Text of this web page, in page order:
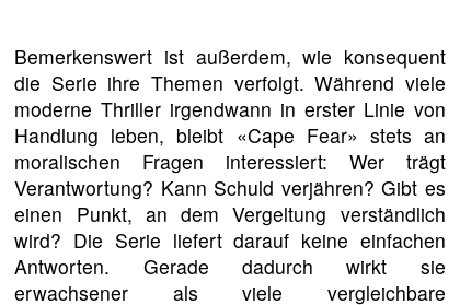
Bemerkenswert ist außerdem, wie konsequent
die Serie ihre Themen verfolgt. Während viele
moderne Thriller irgendwann in erster Linie von
Handlung leben, bleibt «Cape Fear» stets an
moralischen Fragen interessiert: Wer trägt
Verantwortung? Kann Schuld verjähren? Gibt es
einen Punkt, an dem Vergeltung verständlich
wird? Die Serie liefert darauf keine einfachen
Antworten. Gerade dadurch wirkt sie
erwachsener als viele vergleichbare